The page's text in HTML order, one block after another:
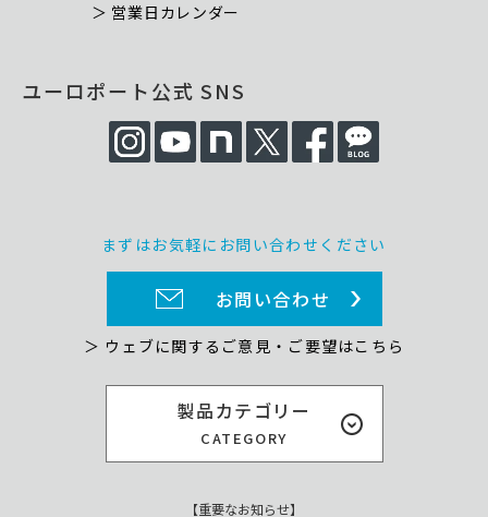
製品カテゴリー
CATEGORY
＞ 営業日カレンダー
ユーロポート公式 SNS
まずはお気軽にお問い合わせください
お問い合わせ
＞ ウェブに関するご意見・ご要望はこちら
【重要なお知らせ】